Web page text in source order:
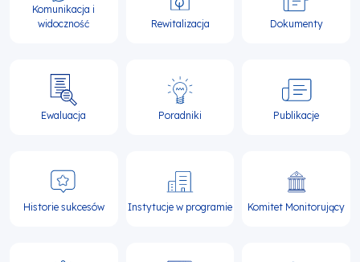
Komunikacja i
widoczność
Rewitalizacja Dokumenty
Ewaluacja Poradniki Publikacje
Historie sukcesów Instytucje w programie Komitet Monitorujący